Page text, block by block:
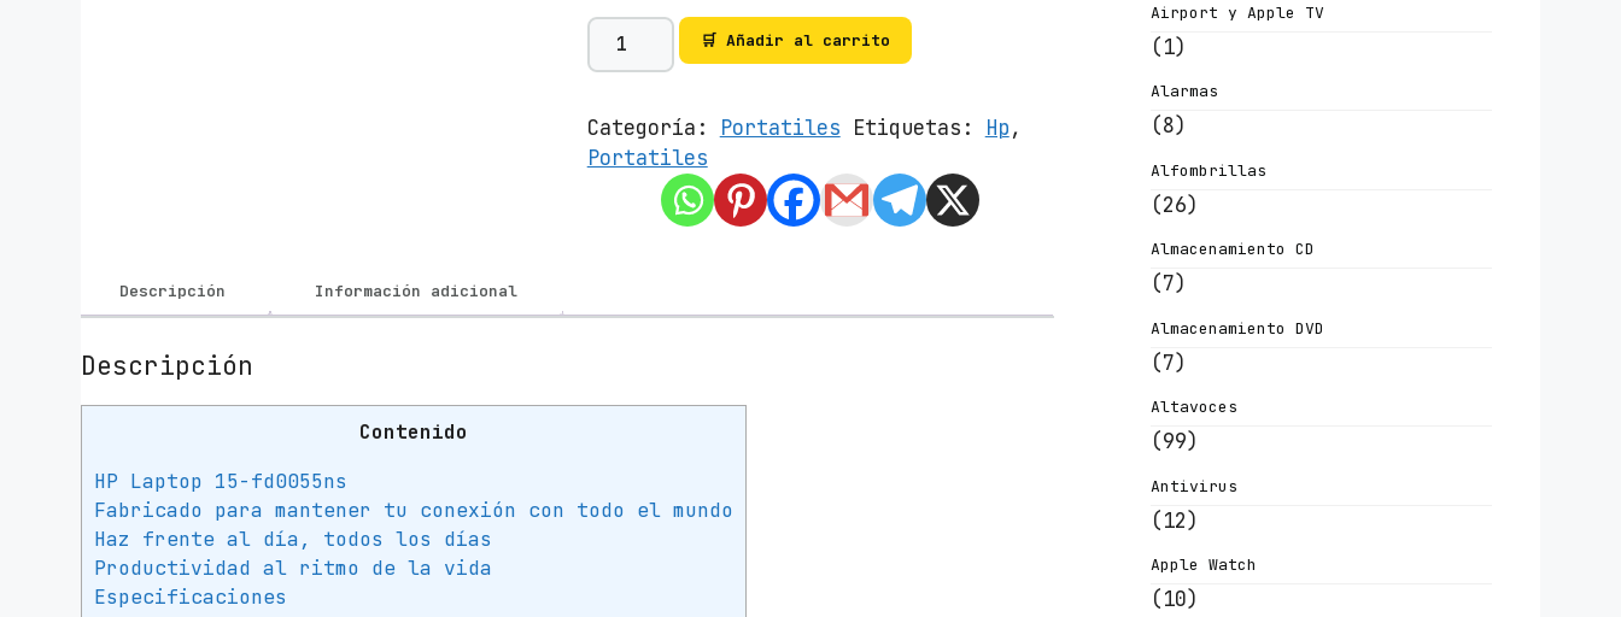
P
o
t
á
0
🛒 Añadir al carrito
Categoría: Portatiles Etiquetas: Hp,
Portatiles
Descripción Información adicional
Descripción
Contenido
HP Laptop 15-fd0055ns
Fabricado para mantener tu conexión con todo el mundo
Haz frente al día, todos los días
Productividad al ritmo de la vida
Especificaciones
Airport y Apple TV
(1)
Alarmas
(8)
Alfombrillas
(26)
Almacenamiento CD
(7)
Almacenamiento DVD
(7)
Altavoces
(99)
Antivirus
(12)
Apple Watch
(10)